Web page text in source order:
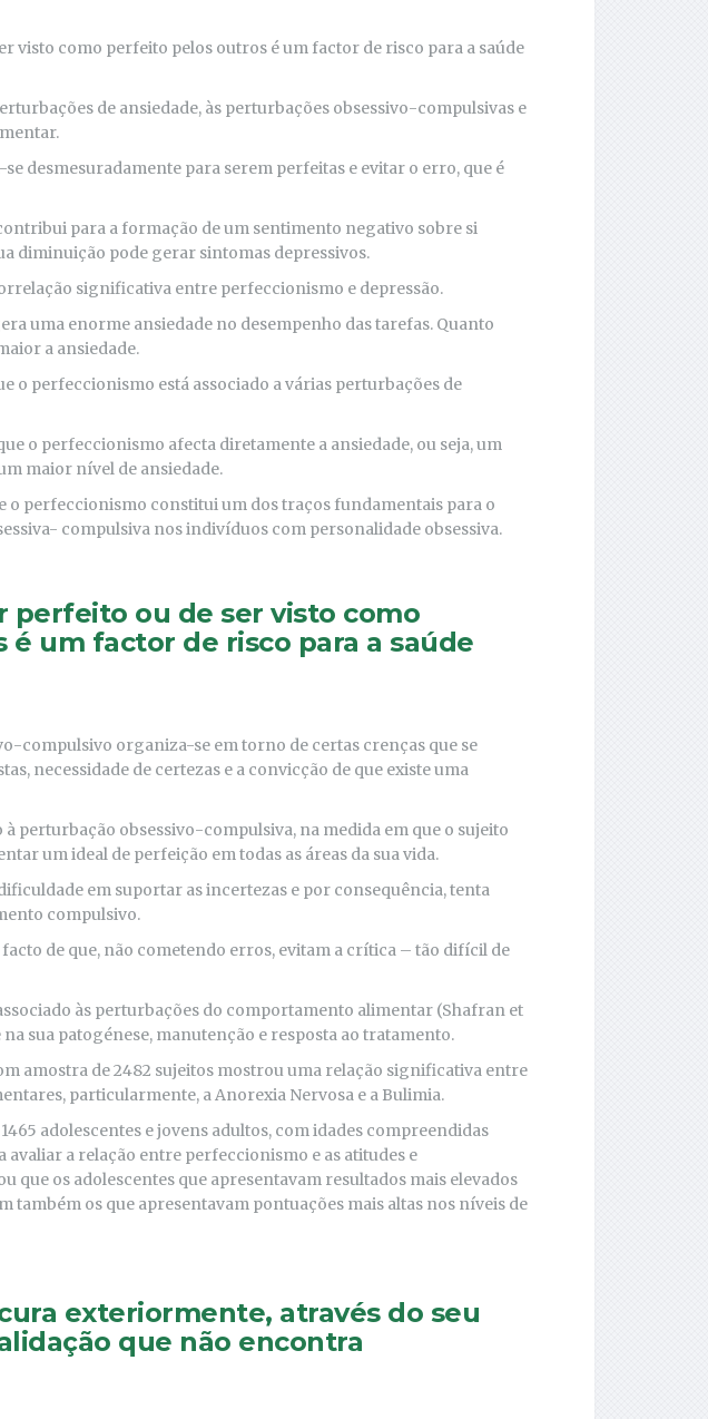
visto como perfeito pelos outros é um factor de risco para a saúde
de ansiedade, às perturbações obsessivo-compulsivas e
desmesuradamente para serem perfeitas e evitar o erro, que é
para a formação de um sentimento negativo sobre si
diminuição pode gerar sintomas depressivos.
significativa entre perfeccionismo e depressão.
uma enorme ansiedade no desempenho das tarefas. Quanto
a ansiedade.
o perfeccionismo está associado a várias perturbações de
o perfeccionismo afecta diretamente a ansiedade, ou seja, um
maior nível de ansiedade.
o perfeccionismo constitui um dos traços fundamentais para o
compulsiva nos indivíduos com personalidade obsessiva.
perfeito ou de ser visto como
um factor de risco para a saúde
compulsivo organiza-se em torno de certas crenças que se
necessidade de certezas e a convicção de que existe uma
perturbação obsessivo-compulsiva, na medida em que o sujeito
um ideal de perfeição em todas as áreas da sua vida.
em suportar as incertezas e por consequência, tenta
compulsivo.
de que, não cometendo erros, evitam a crítica – tão difícil de
às perturbações do comportamento alimentar (Shafran et
sua patogénese, manutenção e resposta ao tratamento.
amostra de 2482 sujeitos mostrou uma relação significativa entre
particularmente, a Anorexia Nervosa e a Bulimia.
adolescentes e jovens adultos, com idades compreendidas
avaliar a relação entre perfeccionismo e as atitudes e
que os adolescentes que apresentavam resultados mais elevados
também os que apresentavam pontuações mais altas nos níveis de
exteriormente, através do seu
que não encontra